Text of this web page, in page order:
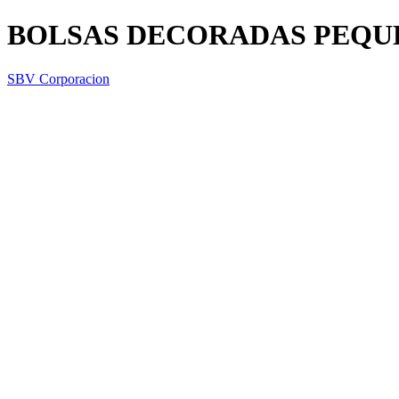
BOLSAS DECORADAS
SBV Corporacion